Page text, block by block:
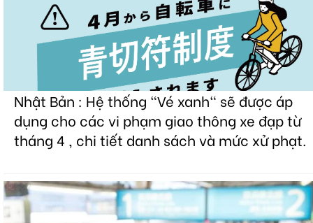
Nhật Bản : Hệ thống "Vé xanh" sẽ được áp
dụng cho các vi phạm giao thông xe đạp từ
tháng 4 , chi tiết danh sách và mức xử phạt.